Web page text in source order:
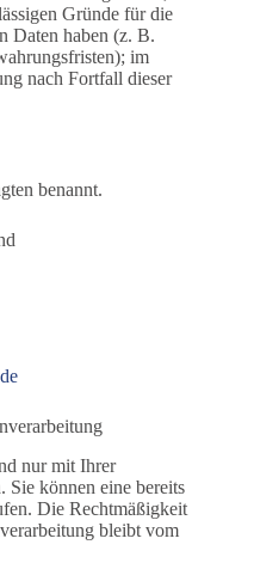
Gründe für die
Daten haben (z. B.
im
nach Fortfall dieser
benannt.
nur mit Ihrer
können eine bereits
Die Rechtmäßigkeit
bleibt vom